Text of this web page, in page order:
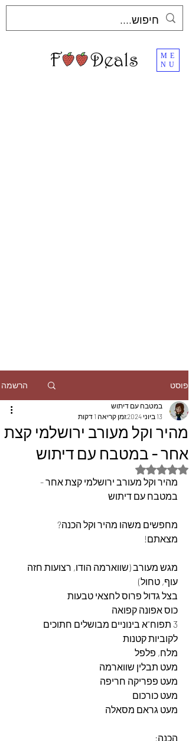
ME
NU
פוסט הרשמה
מהיר וקל מעורב ירושלמי קצת
אחר - במטבח עם דיתוש
במטבח עם דיתוש
13 ביוני 2024
זמן קריאה 1 דקות
דירוג של NaN מתוך 5 כוכבים
מהיר וקל מעורב ירושלמי קצת אחר -
במטבח עם דיתוש
מחפשים משהו מהיר וקל הכנה?
מצאתם!
מגש מעורב (שווארמה הודו, רצועות חזה
עוף, טחול)
בצל גדול פרוס לחצאי טבעות
כוס אפונה קפואה
3 תפוח"א בינוניים מבושלים חתוכים
לקוביות קטנות
מלח, פלפל
מעט תבלין שווארמה
מעט פפריקה חריפה
מעט כורכום
מעט גראם מסאלה
הכנה: